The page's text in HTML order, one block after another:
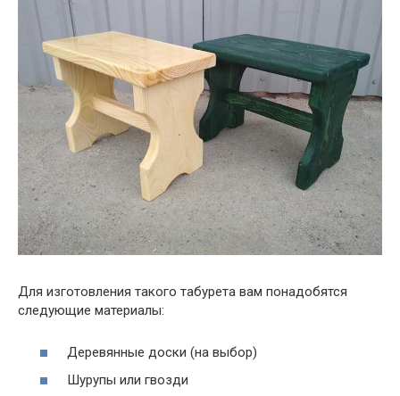
Для изготовления такого табурета вам понадобятся
следующие материалы:
Деревянные доски (на выбор)
Шурупы или гвозди